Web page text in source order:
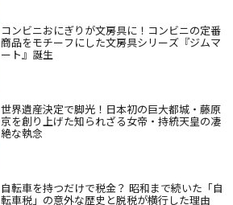
コンビニおにぎりが文房具に！コンビニの定番
商品をモチーフにした文房具シリーズ『ジムマ
ート』誕生
世界遺産決定で脚光！日本初の巨大都城・藤原
京を創り上げた知られざる女帝・持統天皇の凄
絶な執念
自転車を持つだけで税金？ 昭和まで続いた「自
転車税」の意外な歴史と脱税が横行した理由